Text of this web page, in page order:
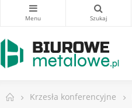
Krzesła konferencyjne